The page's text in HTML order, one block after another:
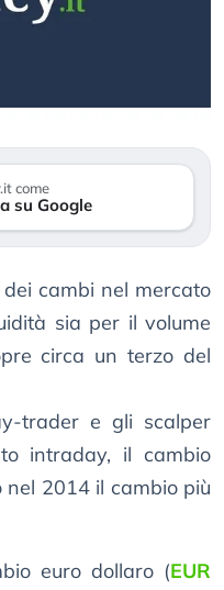
come
su Google
dei cambi nel mercato
sia per il volume
circa un terzo del
trader e gli scalper
intraday, il cambio
2014 il cambio più
euro dollaro (EUR